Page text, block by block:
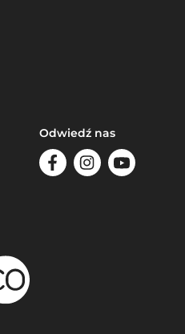
Odwiedź nas